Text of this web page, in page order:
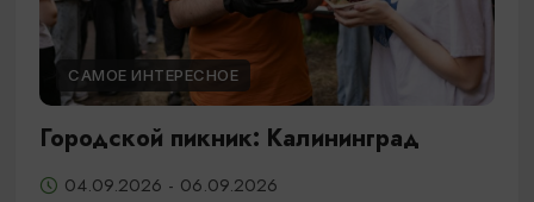
САМОЕ ИНТЕРЕСНОЕ
Городской пикник: Калининград
04.09.2026 - 06.09.2026